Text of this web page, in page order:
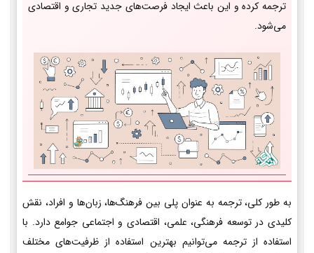
ترجمه کرده و این باعث ایجاد فرصت‌های جدید تجاری و اقتصادی
می‌شود.
به طور کلی، ترجمه به عنوان پلی بین فرهنگ‌ها، زبان‌ها و افراد، نقش
کلیدی در توسعه فرهنگی، علمی، اقتصادی و اجتماعی جوامع دارد. با
استفاده از ترجمه می‌توانیم بهترین استفاده از ظرفیت‌های مختلف